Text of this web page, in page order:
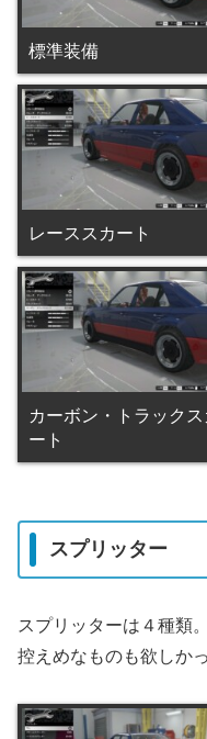
標準装備
レーススカート
カーボン・トラックス
ート
スプリッター
スプリッターは４種類
控えめなものも欲しか